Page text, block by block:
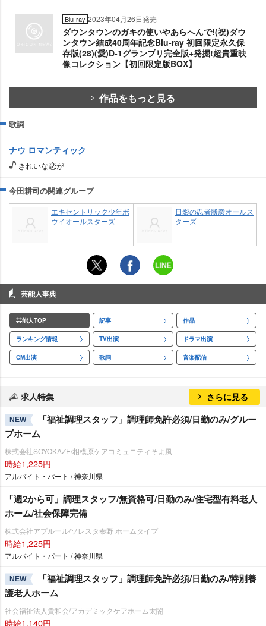
Blu-ray 2023年04月26日発売
ダウンタウンのガキの使いやあらへんで!(祝)ダウ
ンタウン結成40周年記念Blu-ray 初回限定永久保
存版(28)(愛)D-1グランプリ完全版+発掘!超貴重映
像コレクション【初回限定版BOX】
作品をもっと見る
歌詞
ナウ ロマンティック
きれいな恋が
今田耕司の関連グループ
エキセントリック少年ボ
ウイオールスターズ
日影の忍者勝彦オールス
ターズ
芸能人事典
芸能人TOP 記事 作品
ランキング情報 TV出演 ドラマ出演
CM出演 歌詞 音楽配信
求人特集 さらに見る
NEW
「福祉調理スタッフ」調理師免許必須/日勤のみ/グルー
プホーム
株式会社SOYOKAZE/相模原ケアコミュニティそよ風
時給1,225円
アルバイト・パート / 神奈川県
「週2から可」調理スタッフ/無資格可/日勤のみ/住宅型有料老人
ホーム/社会保障完備
株式会社アプルール/ソレスタ秦野 ホームタイプ
時給1,225円
アルバイト・パート / 神奈川県
NEW
「福祉調理スタッフ」調理師免許必須/日勤のみ/特別養
護老人ホーム
社会福祉法人貴和会/アカデミックケアホーム太閤
時給1,140円